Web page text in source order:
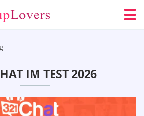
IM TEST 2026